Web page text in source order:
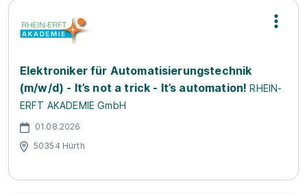
Elektroniker für Automatisierungstechnik
(m/w/d) - It’s not a trick - It’s automation! RHEIN-
ERFT AKADEMIE GmbH
01.08.2026
50354 Hürth